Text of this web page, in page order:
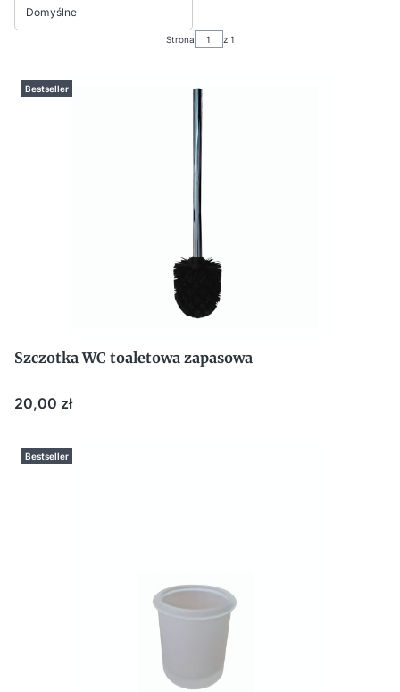
Domyślne
Strona z 1
Bestseller
Szczotka WC toaletowa zapasowa
Cena
20,00 zł
Bestseller